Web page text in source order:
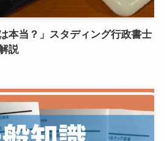
本当？」スタディング行政書士
説